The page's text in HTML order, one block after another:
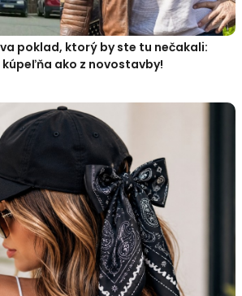
poklad, ktorý by ste tu nečakali:
kúpeľňa ako z novostavby!